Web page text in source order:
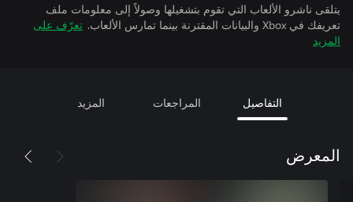
يتلقى ناشرو الألعاب التي تقوم بتشغيلها وصولاً إلى معلومات ملف
تعريفك في Xbox والبيانات المقترنة بينما تمارس الألعاب.
تعرّف على
المزيد
التفاصيل المراجعات المزيد
المعرض